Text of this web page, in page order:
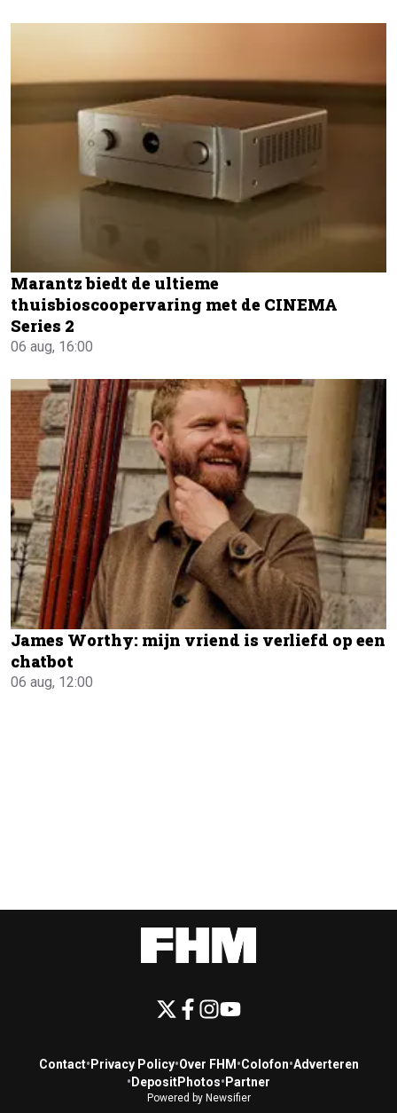
Marantz biedt de ultieme
thuisbioscoopervaring met de CINEMA
Series 2
06 aug, 16:00
James Worthy: mijn vriend is verliefd op een
chatbot
06 aug, 12:00
Contact• Privacy Policy•Over FHM •Colofon•Adverteren
• DepositPhotos• Partner
Powered by Newsifier